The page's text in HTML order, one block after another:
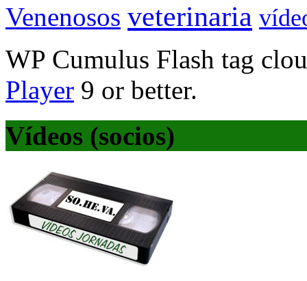
Venenosos veterinaria
WP Cumulus Flash tag
Player 9 or better.
Vídeos (socios)